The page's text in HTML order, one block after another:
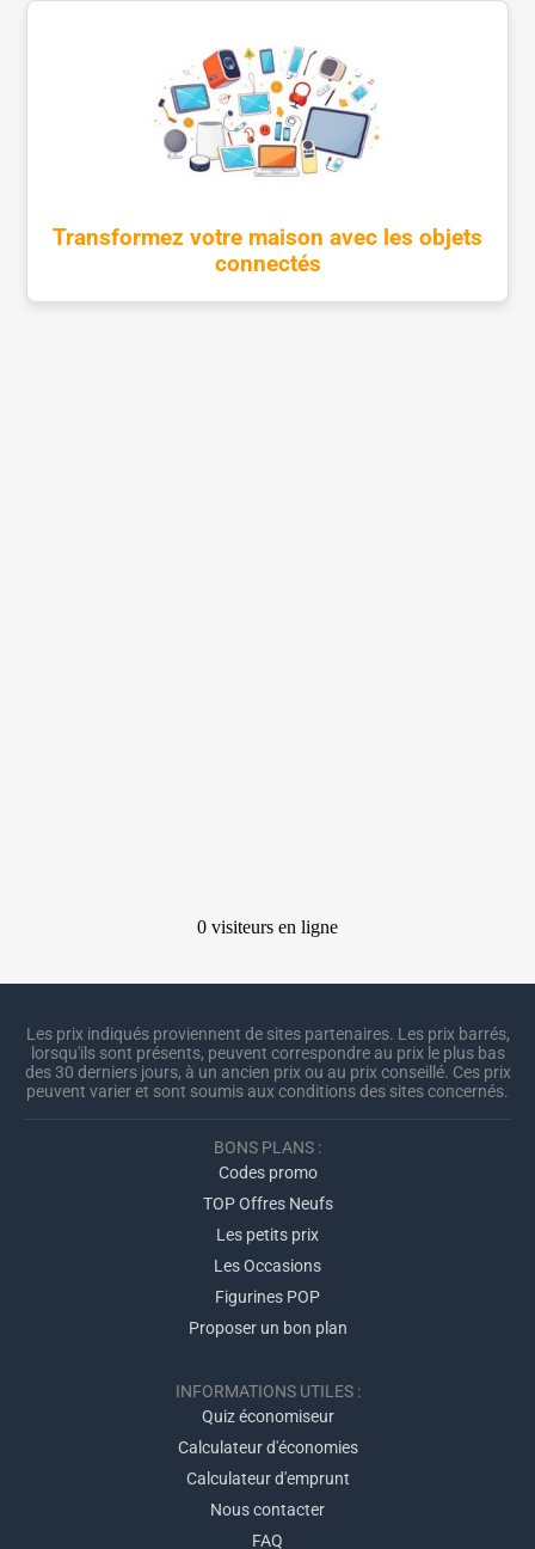
Transformez votre maison avec les objets
connectés
Les prix indiqués proviennent de sites partenaires. Les prix barrés,
lorsqu'ils sont présents, peuvent correspondre au prix le plus bas
des 30 derniers jours, à un ancien prix ou au prix conseillé. Ces prix
peuvent varier et sont soumis aux conditions des sites concernés.
BONS PLANS :
Codes promo
TOP Offres Neufs
Les petits prix
Les Occasions
Figurines POP
Proposer un bon plan
INFORMATIONS UTILES :
Quiz économiseur
Calculateur d'économies
Calculateur d'emprunt
Nous contacter
FAQ